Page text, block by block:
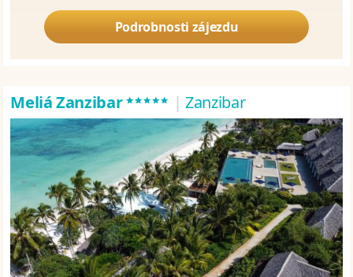
Podrobnosti zájezdu
Meliá Zanzibar***** | Zanzibar